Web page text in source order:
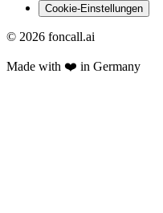
Cookie-Einstellungen
© 2026 foncall.ai
Made with ❤️ in Germany